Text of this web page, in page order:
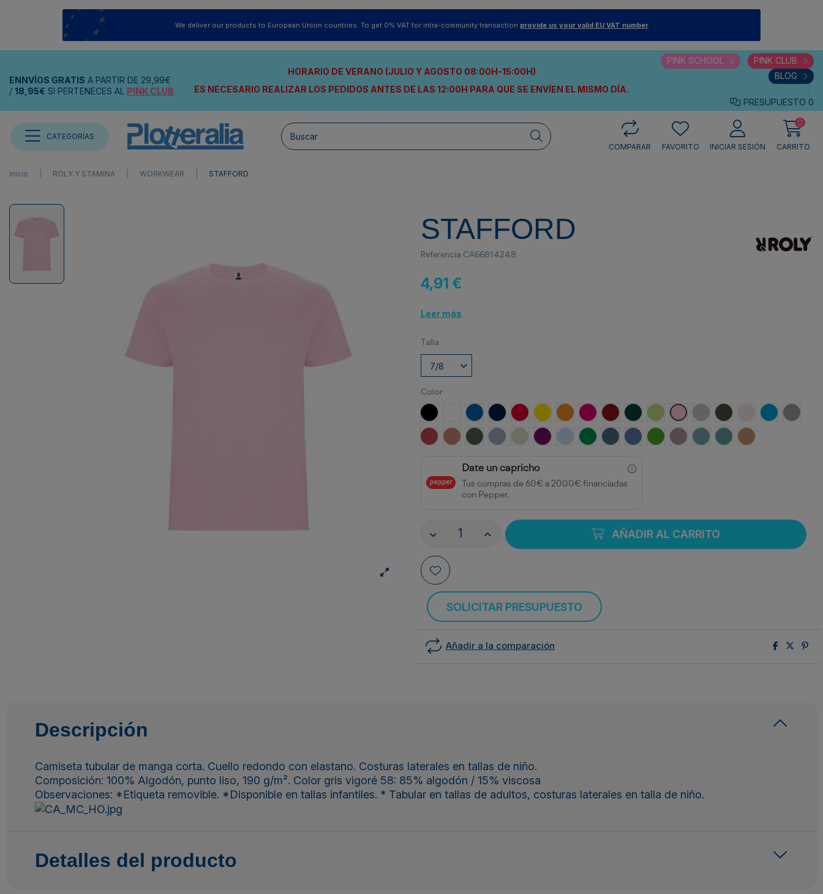
We deliver our products to European Union countries. To get 0% VAT for intra-community transaction provide us your valid EU VAT number
ENNVÍOS GRATIS A PARTIR DE 29,99€
/ 18,95€ SI PERTENECES AL PINK CLUB
HORARIO DE VERANO (JULIO Y AGOSTO 08:00H-15:00H)
ES NECESARIO REALIZAR LOS PEDIDOS ANTES DE LAS 12:00H PARA QUE SE ENVÍEN EL MISMO DÍA.
PINK SCHOOL
PINK CLUB
BLOG
PRESUPUESTO 0
CATEGORÍAS
COMPARAR
FAVORITO INICIAR SESIÓN
0
CARRITO
Inicio ROLY Y STAMINA WORKWEAR STAFFORD
STAFFORD
Referencia CA66814248
4,91 €
Leer más
Talla
Color
NEGRO BLANCOROYAL MARINOROJO AMARILLONARANJAROSETONGRANATEVERDE BOTELLA
VERDE OASIS
ROSA CLARO
GRIS VIGOREPLOMO OSCURO
BLANCO VINTAGE
TURQUESA
OPALO
ROJO CRISANTEMO
NARANJA CLAY
VERDE AVENTURA
AZUL ZENVERDE MISTPURPURACELESTEVERDE KELLY
AZUL DENIMAZUL RIVIERA
VERDE GRASS
LAVANDAAZUL LAVADO
AZUL DUSTYNARANJA GREEK
Date un capricho
Tus compras de 60€ a 2000€ financiadas
con Pepper.
AÑADIR AL CARRITO
SOLICITAR PRESUPUESTO
Añadir a la comparación
Descripción
Camiseta tubular de manga corta. Cuello redondo con elastano. Costuras laterales en tallas de niño.
Composición: 100% Algodón, punto liso, 190 g/m². Color gris vigoré 58: 85% algodón / 15% viscosa
Observaciones: *Etiqueta removible. *Disponible en tallas infantiles. * Tabular en tallas de adultos, costuras laterales en talla de niño.
Detalles del producto